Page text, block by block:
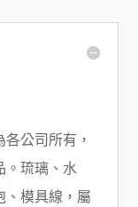
公司所有，
。琉璃、水
、模具線，屬